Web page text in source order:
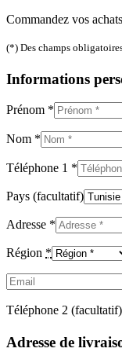
Commandez vos
(*) Des champs
Informations
Prénom *
Nom *
Téléphone 1 *
Pays (facultatif)
Adresse *
Région *
Email
Téléphone 2 (facultatif)
Adresse de